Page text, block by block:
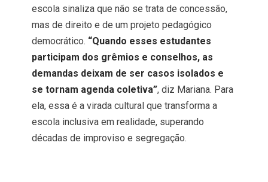
escola sinaliza que não se trata de concessão,
mas de direito e de um projeto pedagógico
democrático. “Quando esses estudantes
participam dos grêmios e conselhos, as
demandas deixam de ser casos isolados e
se tornam agenda coletiva”, diz Mariana. Para
ela, essa é a virada cultural que transforma a
escola inclusiva em realidade, superando
décadas de improviso e segregação.